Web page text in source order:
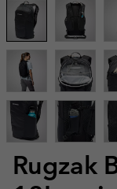
Rugzak